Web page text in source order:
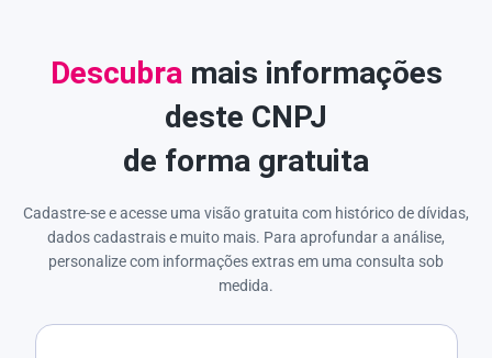
Descubra mais informações
deste CNPJ
de forma gratuita
Cadastre-se e acesse uma visão gratuita com histórico de dívidas,
dados cadastrais e muito mais. Para aprofundar a análise,
personalize com informações extras em uma consulta sob
medida.